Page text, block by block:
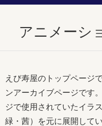
アニメーシ
えび寿屋のトップページ
ンアーカイブページです
ジで使用されていたイラ
緑・茜）を元に展開して